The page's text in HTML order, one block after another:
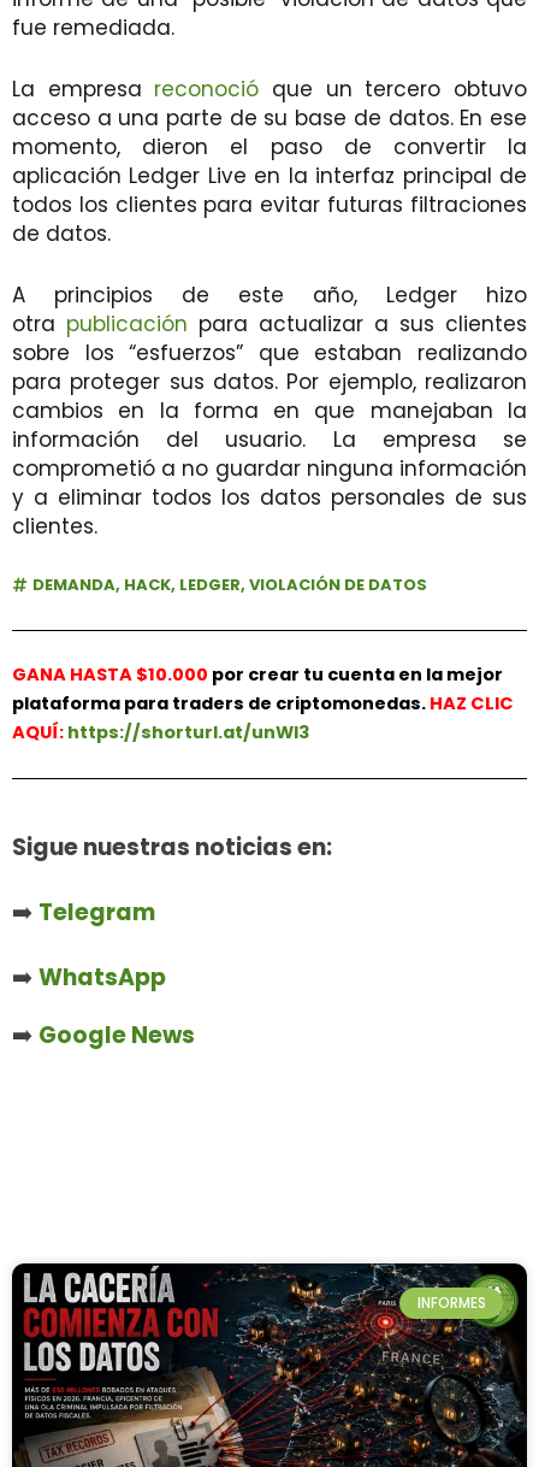
fue remediada.
La empresa reconoció que un tercero obtuvo
acceso a una parte de su base de datos. En ese
momento, dieron el paso de convertir la
aplicación Ledger Live en la interfaz principal de
todos los clientes para evitar futuras filtraciones
de datos.
A principios de este año, Ledger hizo
otra publicación para actualizar a sus clientes
sobre los “esfuerzos” que estaban realizando
para proteger sus datos. Por ejemplo, realizaron
cambios en la forma en que manejaban la
información del usuario. La empresa se
comprometió a no guardar ninguna información
y a eliminar todos los datos personales de sus
clientes.
DEMANDA, HACK, LEDGER, VIOLACIÓN DE DATOS
GANA HASTA $10.000 por crear tu cuenta en la mejor
plataforma para traders de criptomonedas. HAZ CLIC
AQUÍ: https://shorturl.at/unWl3
Sigue nuestras noticias en:
➡️ Telegram
➡️WhatsApp
➡️ Google News
INFORMES